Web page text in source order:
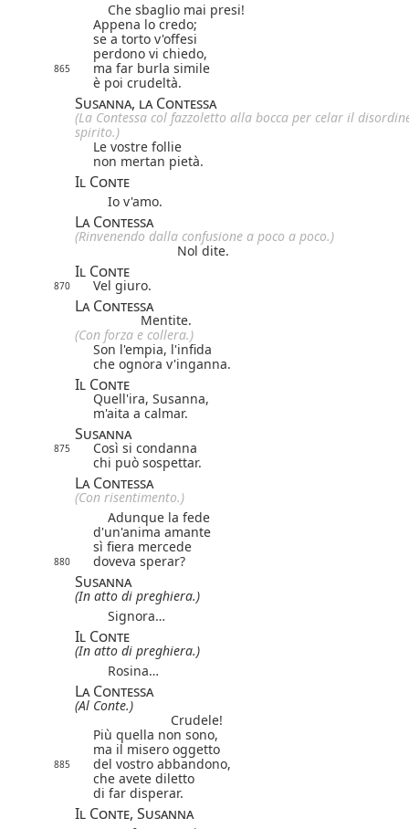
Che sbaglio mai presi!
Appena lo credo;
se a torto v'offesi
perdono vi chiedo,
865
ma far burla simile
è poi crudeltà.
Susanna, la Contessa
(La Contessa col fazzoletto alla bocca per celar il
spirito.)
Le vostre follie
non mertan pietà.
Il Conte
Io v'amo.
La Contessa
(Rinvenendo dalla confusione a poco a poco.)
Nol dite.
Il Conte
870 Vel giuro.
La Contessa
Mentite.
(Con forza e collera.)
Son l'empia, l'infida
che ognora v'inganna.
Il Conte
Quell'ira, Susanna,
m'aita a calmar.
Susanna
875
Così si condanna
chi può sospettar.
La Contessa
(Con risentimento.)
Adunque la fede
d'un'anima amante
sì fiera mercede
880 doveva sperar?
Susanna
(In atto di preghiera.)
Signora…
Il Conte
(In atto di preghiera.)
Rosina…
La Contessa
(Al Conte.)
Crudele!
Più quella non sono,
ma il misero oggetto
885
del vostro abbandono,
che avete diletto
di far disperar.
Il Conte, Susanna